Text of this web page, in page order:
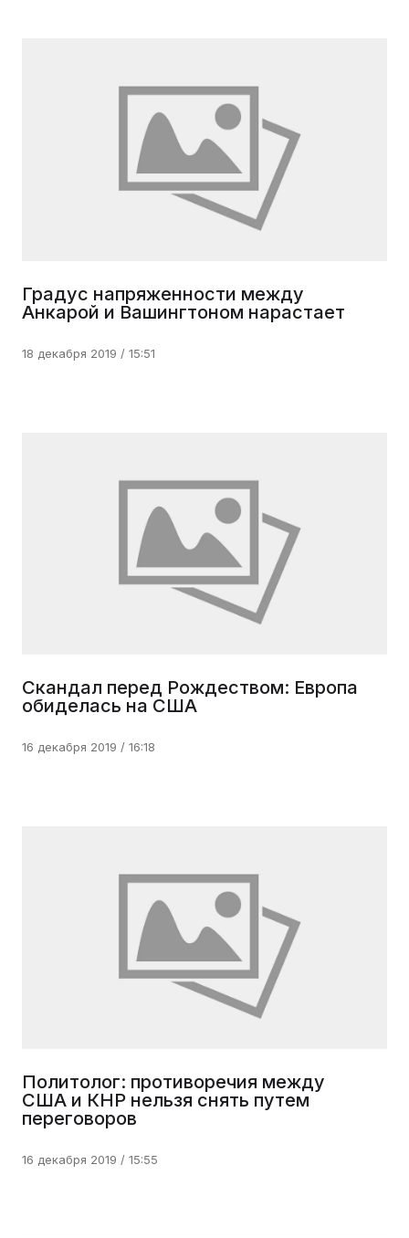
Градус напряженности между
Анкарой и Вашингтоном нарастает
18 декабря 2019 / 15:51
Скандал перед Рождеством: Европа
обиделась на США
16 декабря 2019 / 16:18
Политолог: противоречия между
США и КНР нельзя снять путем
переговоров
16 декабря 2019 / 15:55